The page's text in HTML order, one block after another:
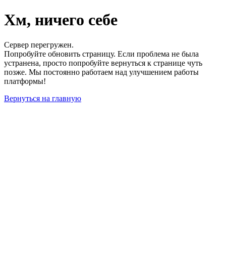
Хм, ничего себе
Сервер перегружен.
Попробуйте обновить страницу. Если проблема не была
устранена, просто попробуйте вернуться к странице чуть
позже. Мы постоянно работаем над улучшением работы
платформы!
Вернуться на главную